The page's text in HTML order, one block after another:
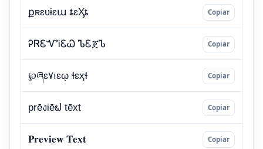
Copiar
Copiar
Copiar
Copiar
Copiar